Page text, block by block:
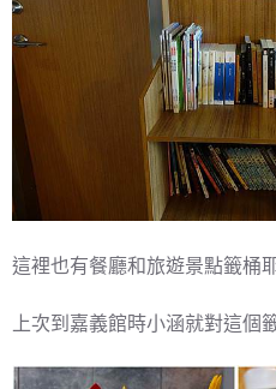
這裡也有餐廳和旅遊景點籤桶
上次到嘉義館時小涵就對這個